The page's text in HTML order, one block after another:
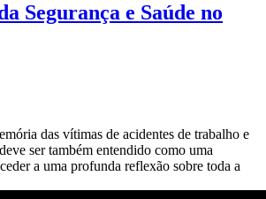
Segurança e Saúde no
das vítimas de acidentes de trabalho e
ser também entendido como uma
a uma profunda reflexão sobre toda a